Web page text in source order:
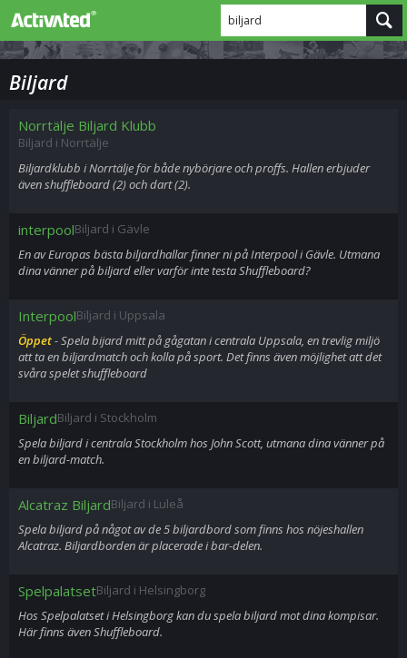
biljard
Biljard
Norrtälje Biljard Klubb
Biljard i Norrtälje
Biljardklubb i Norrtälje för både nybörjare och proffs. Hallen erbjuder
även shuffleboard (2) och dart (2).
interpoolBiljard i Gävle
En av Europas bästa biljardhallar finner ni på Interpool i Gävle. Utmana
dina vänner på biljard eller varför inte testa Shuffleboard?
InterpoolBiljard i Uppsala
Öppet- Spela bijard mitt på gågatan i centrala Uppsala, en trevlig miljö
att ta en biljardmatch och kolla på sport. Det finns även möjlighet att det
svåra spelet shuffleboard
BiljardBiljard i Stockholm
Spela biljard i centrala Stockholm hos John Scott, utmana dina vänner på
en biljard-match.
Alcatraz BiljardBiljard i Luleå
Spela biljard på något av de 5 biljardbord som finns hos nöjeshallen
Alcatraz. Biljardborden är placerade i bar-delen.
SpelpalatsetBiljard i Helsingborg
Hos Spelpalatset i Helsingborg kan du spela biljard mot dina kompisar.
Här finns även Shuffleboard.